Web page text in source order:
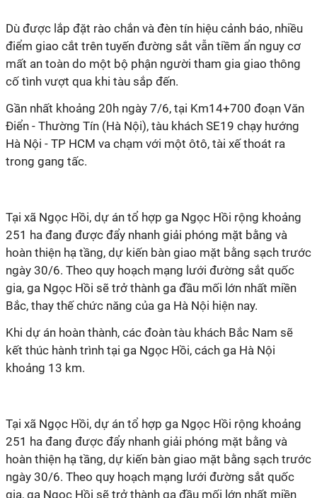
Dù được lắp đặt rào chắn và đèn tín hiệu cảnh báo, nhiều
điểm giao cắt trên tuyến đường sắt vẫn tiềm ẩn nguy cơ
mất an toàn do một bộ phận người tham gia giao thông
cố tình vượt qua khi tàu sắp đến.
Gần nhất khoảng 20h ngày 7/6, tại Km14+700 đoạn Văn
Điển - Thường Tín (Hà Nội), tàu khách SE19 chạy hướng
Hà Nội - TP HCM va chạm với một ôtô, tài xế thoát ra
trong gang tấc.
Tại xã Ngọc Hồi, dự án tổ hợp ga Ngọc Hồi rộng khoảng
251 ha đang được đẩy nhanh giải phóng mặt bằng và
hoàn thiện hạ tầng, dự kiến bàn giao mặt bằng sạch trước
ngày 30/6. Theo quy hoạch mạng lưới đường sắt quốc
gia, ga Ngọc Hồi sẽ trở thành ga đầu mối lớn nhất miền
Bắc, thay thế chức năng của ga Hà Nội hiện nay.
Khi dự án hoàn thành, các đoàn tàu khách Bắc Nam sẽ
kết thúc hành trình tại ga Ngọc Hồi, cách ga Hà Nội
khoảng 13 km.
Tại xã Ngọc Hồi, dự án tổ hợp ga Ngọc Hồi rộng khoảng
251 ha đang được đẩy nhanh giải phóng mặt bằng và
hoàn thiện hạ tầng, dự kiến bàn giao mặt bằng sạch trước
ngày 30/6. Theo quy hoạch mạng lưới đường sắt quốc
gia, ga Ngọc Hồi sẽ trở thành ga đầu mối lớn nhất miền